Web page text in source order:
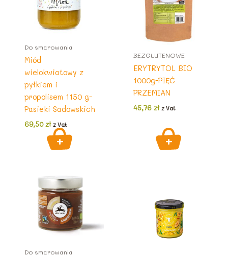
Do smarowania
Miód
wielokwiatowy z
pyłkiem i
propolisem 1150 g-
Pasieki Sadowskich
69,50zł z Vat
BEZGLUTENOWE
ERYTRYTOL BIO
1000g-PIĘĆ
PRZEMIAN
45,76 zł z Vat
Do smarowania